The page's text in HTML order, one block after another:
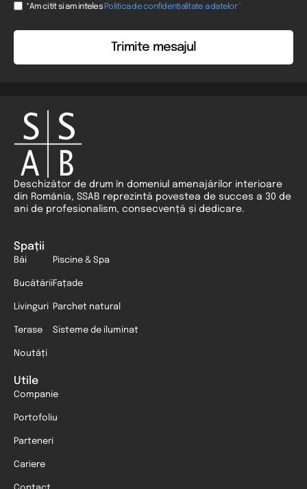
Consent
*Am citit si am inteles Politica de confidențialitate a datelor*
Deschizător de drum în domeniul amenajărilor interioare
din România, SSAB reprezintă povestea de succes a 30 de
ani de profesionalism, consecvență și dedicare.
Spații
Băi
Bucătării
Livinguri
Terase
Noutăți
Piscine & Spa
Fațade
Parchet natural
Sisteme de iluminat
Utile
Companie
Portofoliu
Parteneri
Cariere